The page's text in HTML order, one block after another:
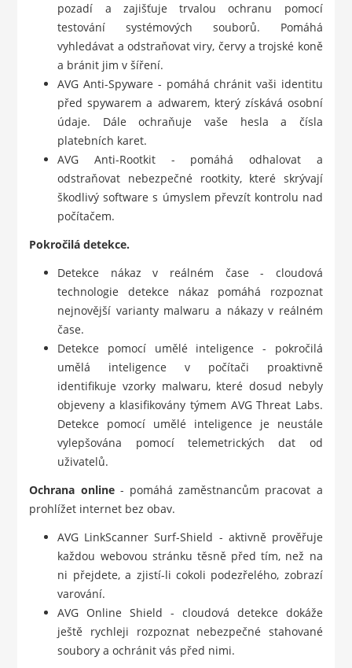
pozadí a zajišťuje trvalou ochranu pomocí
testování systémových souborů. Pomáhá
vyhledávat a odstraňovat viry, červy a trojské koně
a bránit jim v šíření.
AVG Anti-Spyware - pomáhá chránit vaši identitu
před spywarem a adwarem, který získává osobní
údaje. Dále ochraňuje vaše hesla a čísla
platebních karet.
AVG Anti-Rootkit - pomáhá odhalovat a
odstraňovat nebezpečné rootkity, které skrývají
škodlivý software s úmyslem převzít kontrolu nad
počítačem.
Pokročilá detekce.
Detekce nákaz v reálném čase - cloudová
technologie detekce nákaz pomáhá rozpoznat
nejnovější varianty malwaru a nákazy v reálném
čase.
Detekce pomocí umělé inteligence - pokročilá
umělá inteligence v počítači proaktivně
identifikuje vzorky malwaru, které dosud nebyly
objeveny a klasifikovány týmem AVG Threat Labs.
Detekce pomocí umělé inteligence je neustále
vylepšována pomocí telemetrických dat od
uživatelů.
Ochrana online- pomáhá zaměstnancům pracovat a
prohlížet internet bez obav.
AVG LinkScanner Surf-Shield - aktivně prověřuje
každou webovou stránku těsně před tím, než na
ni přejdete, a zjistí-li cokoli podezřelého, zobrazí
varování.
AVG Online Shield - cloudová detekce dokáže
ještě rychleji rozpoznat nebezpečné stahované
soubory a ochránit vás před nimi.